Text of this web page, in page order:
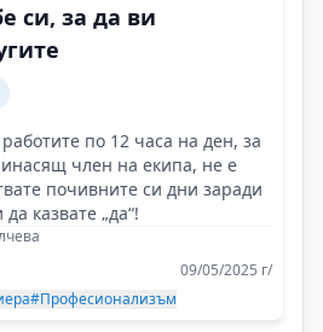
си, за да ви
по 12 часа на ден, за
член на екипа, не е
почивните си дни заради
казвате „да“!
09/05/2025 г/
#Професионализъм